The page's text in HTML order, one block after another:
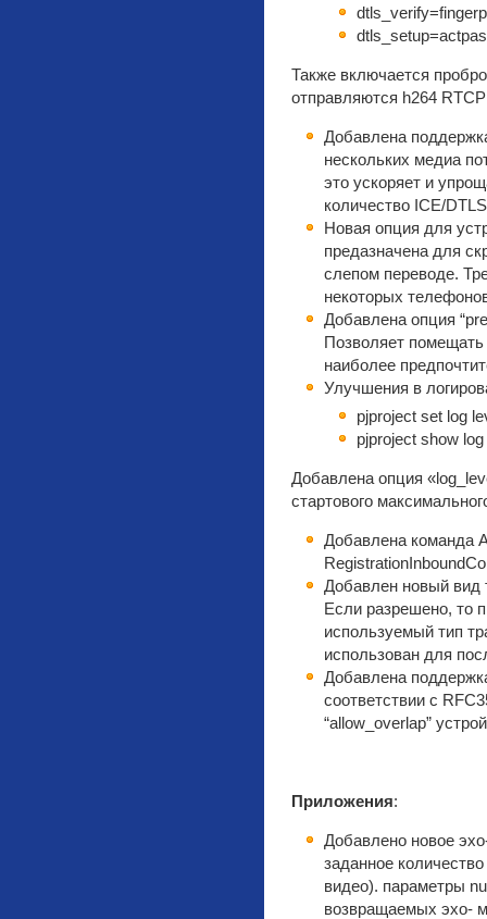
Также включается
отправляются h264
Добавлена
нескольких медиа
это ускоряет и
количество ICE/
Новая опция для
предазначена для
слепом переводе.
некоторых
Добавлена опция
Позволяет помещать
наиболее
Улучшения в
pjproject set log
pjproject show
Добавлена опция
стартового
Добавлена команда
Добавлен новый вид
Если разрешено, то
используемый тип
использован для
Добавлена
соответствии с
“allow_overlap”
Приложения:
Добавлено новое
заданное
видео). параметры
возвращаемых эхо-